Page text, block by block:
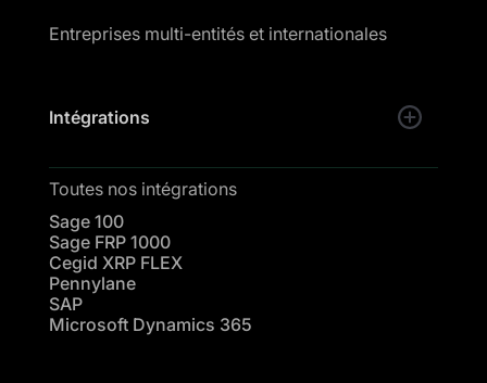
Entreprises multi-entités et internationales
Intégrations
Toutes nos intégrations
Sage 100
Sage FRP 1000
Cegid XRP FLEX
Pennylane
SAP
Microsoft Dynamics 365